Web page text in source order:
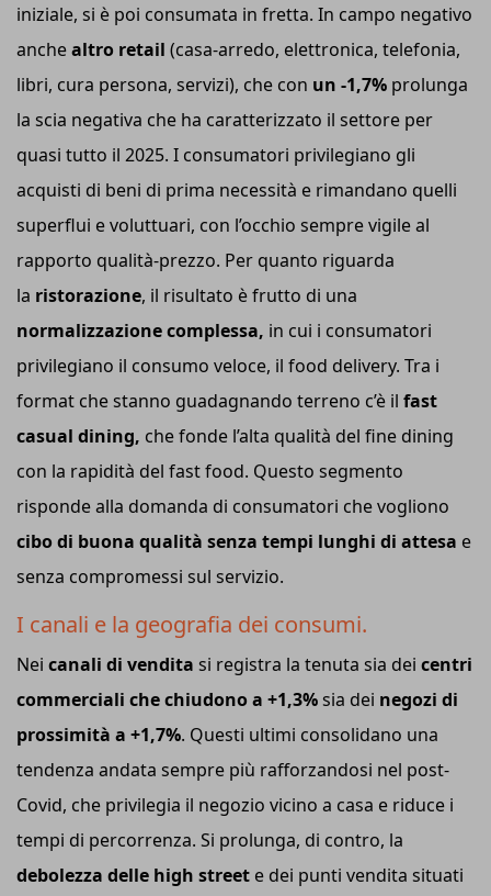
iniziale, si è poi consumata in fretta. In campo negativo
anchealtro retail (casa-arredo, elettronica, telefonia,
libri, cura persona, servizi), che con un -1,7% prolunga
la scia negativa che ha caratterizzato il settore per
quasi tutto il 2025. I consumatori privilegiano gli
acquisti di beni di prima necessità e rimandano quelli
superflui e voluttuari, con l’occhio sempre vigile al
rapporto qualità-prezzo. Per quanto riguarda
la ristorazione, il risultato è frutto di una
normalizzazione complessa, in cui i consumatori
privilegiano il consumo veloce, il food delivery. Tra i
format che stanno guadagnando terreno c’è il fast
casual dining, che fonde l’alta qualità del fine dining
con la rapidità del fast food. Questo segmento
risponde alla domanda di consumatori che vogliono
cibo di buona qualità senza tempi lunghi di attesa e
senza compromessi sul servizio.
I canali e la geografia dei consumi.
Nei canali di vendita si registra la tenuta sia dei centri
commerciali che chiudono a +1,3%sia dei negozi di
prossimità a +1,7%. Questi ultimi consolidano una
tendenza andata sempre più rafforzandosi nel post-
Covid, che privilegia il negozio vicino a casa e riduce i
tempi di percorrenza. Si prolunga, di contro, la
debolezza delle high street e dei punti vendita situati